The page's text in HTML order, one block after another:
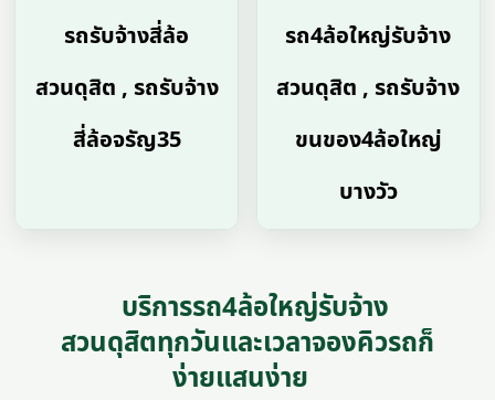
รถรับจ้างสี่ล้อ
สวนดุสิต , รถรับจ้าง
สี่ล้อจรัญ35
รถ4ล้อใหญ่รับจ้าง
สวนดุสิต , รถรับจ้าง
ขนของ4ล้อใหญ่
บางวัว
บริการรถ4ล้อใหญ่รับจ้าง
สวนดุสิตทุกวันและเวลาจองคิวรถก็
ง่ายแสนง่าย